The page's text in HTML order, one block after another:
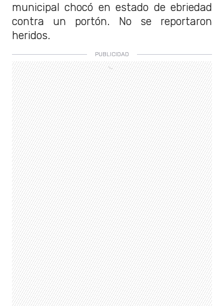
municipal chocó en estado de ebriedad
contra un portón. No se reportaron
heridos.